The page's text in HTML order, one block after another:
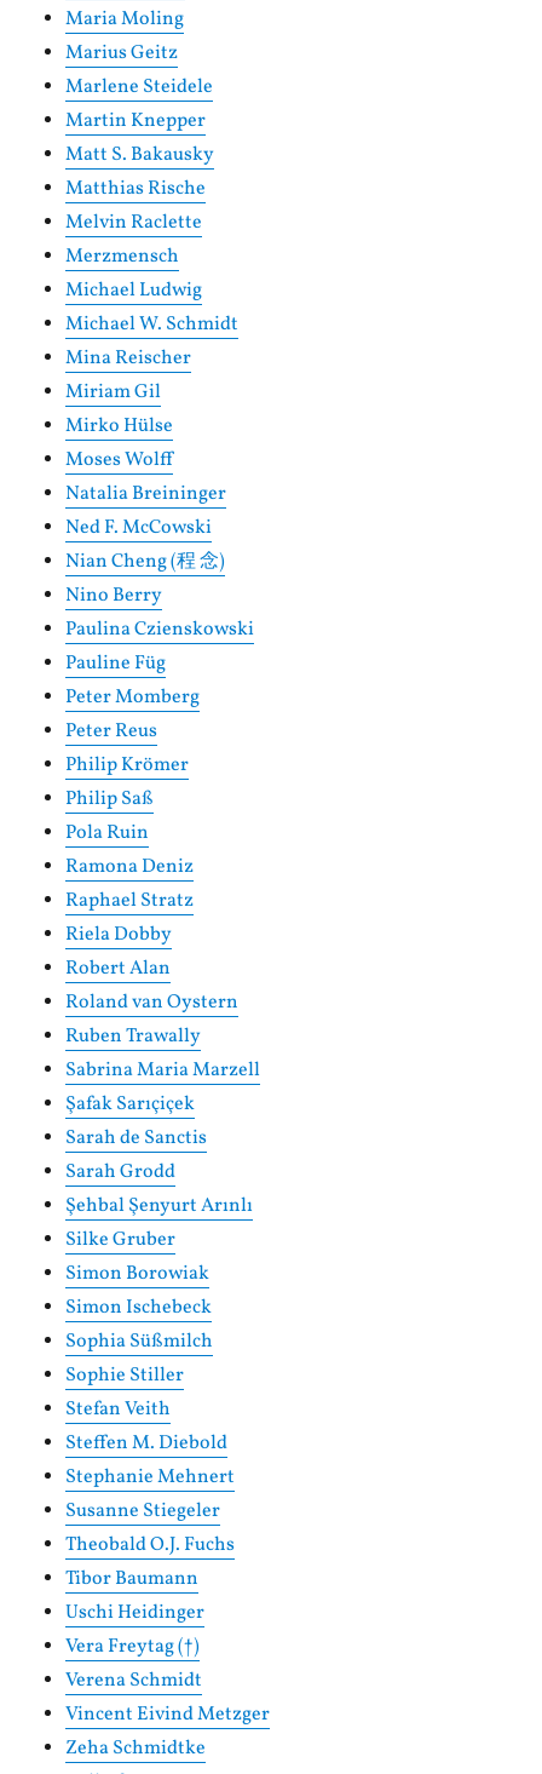
Maria Moling
Marius Geitz
Marlene Steidele
Martin Knepper
Matt S. Bakausky
Matthias Rische
Melvin Raclette
Merzmensch
Michael Ludwig
Michael W. Schmidt
Mina Reischer
Miriam Gil
Mirko Hülse
Moses Wolff
Natalia Breininger
Ned F. McCowski
Nian Cheng (程 念)
Nino Berry
Paulina Czienskowski
Pauline Füg
Peter Momberg
Peter Reus
Philip Krömer
Philip Saß
Pola Ruin
Ramona Deniz
Raphael Stratz
Riela Dobby
Robert Alan
Roland van Oystern
Ruben Trawally
Sabrina Maria Marzell
Şafak Sarıçiçek
Sarah de Sanctis
Sarah Grodd
Şehbal Şenyurt Arınlı
Silke Gruber
Simon Borowiak
Simon Ischebeck
Sophia Süßmilch
Sophie Stiller
Stefan Veith
Steffen M. Diebold
Stephanie Mehnert
Susanne Stiegeler
Theobald O.J. Fuchs
Tibor Baumann
Uschi Heidinger
Vera Freytag (†)
Verena Schmidt
Vincent Eivind Metzger
Zeha Schmidtke